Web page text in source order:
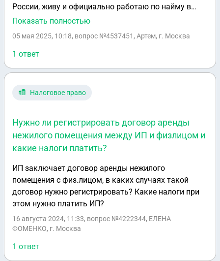
России, живу и официально работаю по найму в
России, и официально работаю по найму(удаленно)
какие нибудь налоги в России кроме тех, что платит
за меня работодатель?
Показать полностью
05 мая 2025, 10:18, вопрос №4537451, Артем, г. Москва
1 ответ
Налоговое право
Нужно ли регистрировать договор аренды
нежилого помещения между ИП и физлицом и
какие налоги платить?
ИП заключает договор аренды нежилого
помещения с физ.лицом, в каких случаях такой
договор нужно регистрировать? Какие налоги при
этом нужно платить ИП?
16 августа 2024, 11:33, вопрос №4222344, ЕЛЕНА
ФОМЕНКО, г. Москва
1 ответ